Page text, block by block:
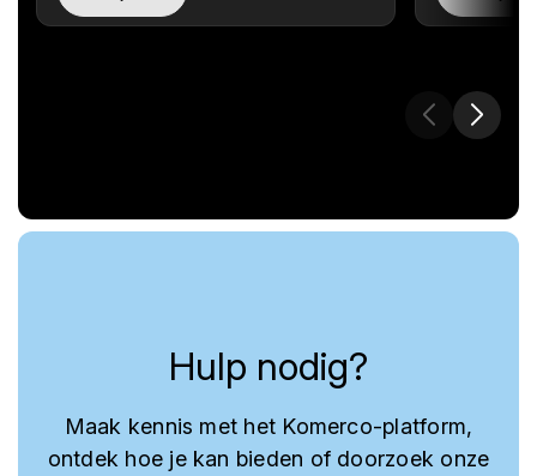
Hulp nodig?
Maak kennis met het Komerco-platform,
ontdek hoe je kan bieden of doorzoek onze